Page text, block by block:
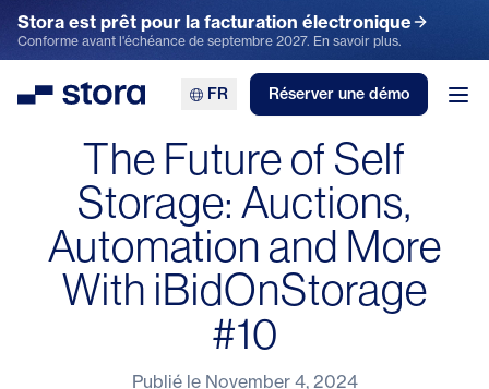
Stora est prêt pour la facturation électronique
Conforme avant l'échéance de septembre 2027. En savoir plus.
Stora FR Réserver une démo
The Future of Self
Storage: Auctions,
Automation and More
With iBidOnStorage
#10
Publié le November 4, 2024